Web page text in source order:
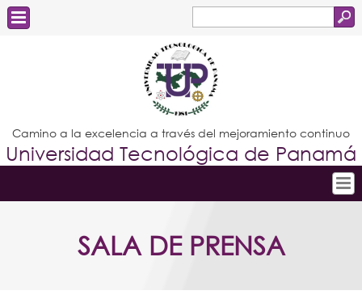
de
búsqueda
Estudiantes
Docentes
Administrativos
Graduados
Camino a la excelencia a través del mejoramiento continuo
Universidad Tecnológica de Panamá
Conoce la UTP
SALA DE PRENSA